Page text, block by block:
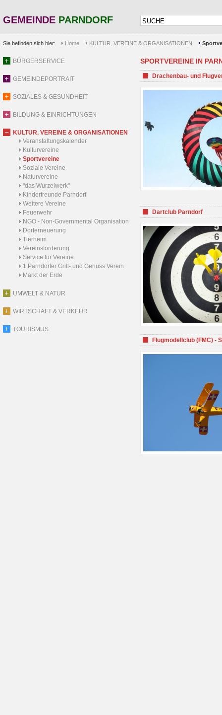
GEMEINDE PARNDORF
Sie befinden sich hier: Home KULTUR, VEREINE & ORGANISATIONEN
BÜRGERSERVICE
GEMEINDEPORTRAIT
SOZIALES & GESUNDHEIT
BILDUNG & EINRICHTUNGEN
KULTUR, VEREINE & ORGANISATIONEN
Veranstaltungskalender
Kulturvereine
Sportvereine
Soziale Vereine
Naturvereine
"das Wurzelwerk"
Kinderfreunde Parndorf
Weitere Vereine
Feuerwehr
NGO - Non-Governmental Organisation
Dorferneuerung
Tierheim
Vereinsförderung
Service für Vereine
1.Parndorfer Grill- und Genuss Verein
Markt der Erde
UMWELT & NATUR
WIRTSCHAFT & VERKEHR
TOURISMUS
SPORTVEREINE IN
Drachenbau- und
Dartclub Parndorf
Flugmodellclub (FMC) -